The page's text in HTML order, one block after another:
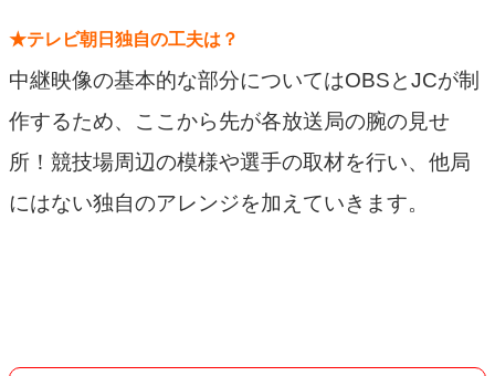
★テレビ朝日独自の工夫は？
中継映像の基本的な部分についてはOBSとJCが制
作するため、ここから先が各放送局の腕の見せ
所！競技場周辺の模様や選手の取材を行い、他局
にはない独自のアレンジを加えていきます。